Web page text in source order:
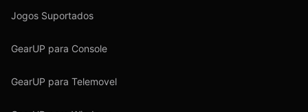
Jogos Suportados
GearUP para Console
GearUP para Telemovel